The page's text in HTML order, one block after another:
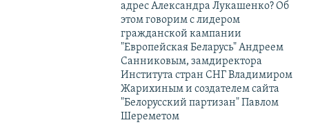
адрес Александра Лукашенко? Об
этом говорим с лидером
гражданской кампании
"Европейская Беларусь" Андреем
Санниковым, замдиректора
Института стран СНГ Владимиром
Жарихиным и создателем сайта
"Белорусский партизан" Павлом
Шереметом